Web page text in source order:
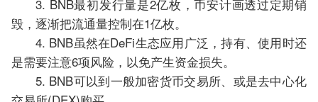
3. BNB最初发行量是2亿枚，币安计画透过定期销
毁，逐渐把流通量控制在1亿枚。
4. BNB虽然在DeFi生态应用广泛，持有、使用时还
是需要注意6项风险，以免产生资金损失。
5. BNB可以到一般加密货币交易所、或是去中心化